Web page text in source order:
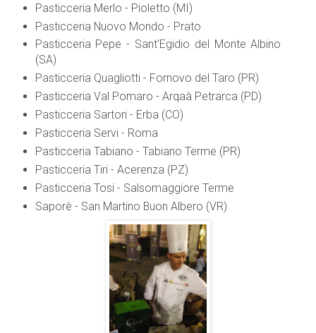
Pasticceria Merlo - Pioletto (MI)
Pasticceria Nuovo Mondo - Prato
Pasticceria Pepe - Sant'Egidio del Monte Albino
(SA)
Pasticceria Quagliotti - Fornovo del Taro (PR)
Pasticceria Val Pomaro - Arqaà Petrarca (PD)
Pasticceria Sartori - Erba (CO)
Pasticceria Servi - Roma
Pasticceria Tabiano - Tabiano Terme (PR)
Pasticceria Tiri - Acerenza (PZ)
Pasticceria Tosi - Salsomaggiore Terme
Saporè - San Martino Buon Albero (VR)